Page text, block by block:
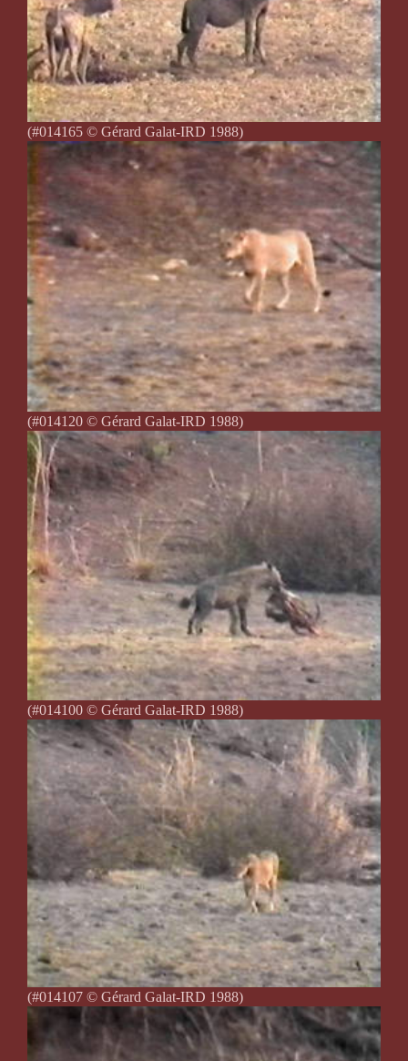
(#014165 © Gérard Galat-IRD 1988)
(#014120 © Gérard Galat-IRD 1988)
(#014100 © Gérard Galat-IRD 1988)
(#014107 © Gérard Galat-IRD 1988)